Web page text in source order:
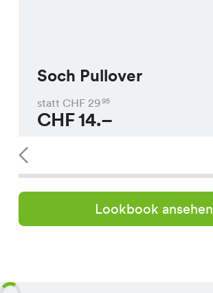
Soch Pullover
statt CHF 2995
CHF14.–
Lookbook ansehen